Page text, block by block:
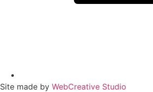
Site made by WebCreative Studio